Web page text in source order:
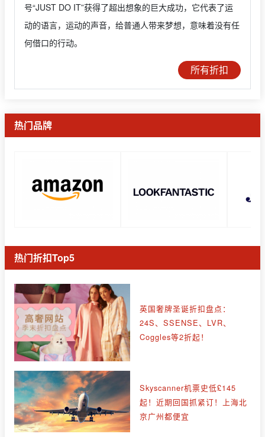
号“JUST DO IT”获得了超出想象的巨大成功，它代表了运
动的语言，运动的声音，给普通人带来梦想，意味着没有任
何借口的行动。
所有折扣
热门品牌
热门折扣Top5
英国奢牌圣诞折扣盘点：
24S、SSENSE、LVR、
Coggles等2折起！
Skyscanner机票史低£145
起！近期回国抓紧订！上海北
京广州都便宜